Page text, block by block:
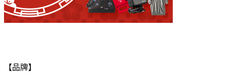
【品牌】